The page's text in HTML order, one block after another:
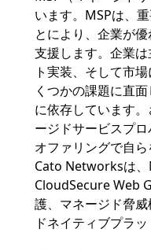
います。MSPは、
とにより、企業が
支援します。企業
ト実装、そして市
くつかの課題に直
に依存しています
ージドサービスプ
オファリングで自ら
Cato Networksは、
CloudSecure Web
護、マネージド脅
ドネイティブプラッ